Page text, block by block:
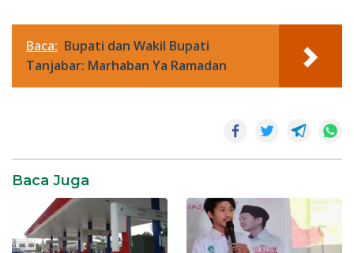
Baca: Bupati dan Wakil Bupati
Tanjabar: Marhaban Ya Ramadan
Baca Juga